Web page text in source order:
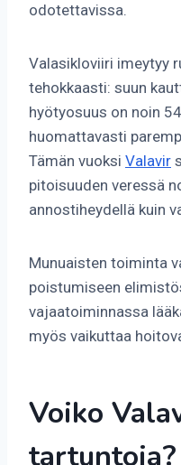
odotettavissa.
Valasikloviiri imeytyy
tehokkaasti: suun
hyötyosuus on noin
huomattavasti
Tämän vuoksi Valavir
pitoisuuden veressä
annostiheydellä kuin
Munuaisten toiminta
poistumiseen
vajaatoiminnassa
myös vaikuttaa
Voiko
tartuntoja?